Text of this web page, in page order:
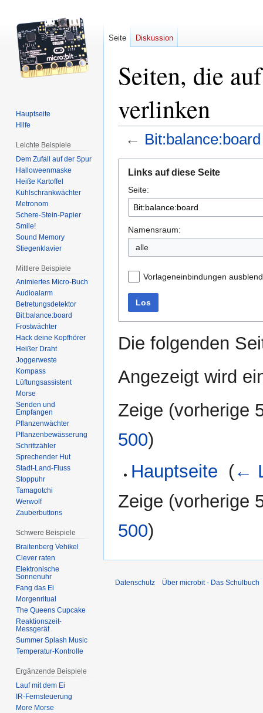
Seiten, die
verlinken
← Bit:balance:board
Navigation
springen
Suche
springen
Links auf diese Seite
Seite:
Namensraum:
alle
Vorlageneinbindungen
Los
Die folgenden
Angezeigt wird
Zeige (vorherige
500)
Hauptseite (←
Zeige (vorherige
500)
Seite Diskussion
Hauptseite
Hilfe
Leichte Beispiele
Dem Zufall auf der Spur
Halloweenmaske
Heiße Kartoffel
Kühlschrankwächter
Metronom
Schere-Stein-Papier
Smile!
Sound Memory
Stiegenklavier
Mittlere Beispiele
Animiertes Micro-Buch
Audioalarm
Betretungsdetektor
Bit:balance:board
Frostwächter
Hack deine Kopfhörer
Heißer Draht
Joggerweste
Kompass
Lüftungsassistent
Morse
Senden und
Empfangen
Pflanzenwächter
Pflanzenbewässerung
Schrittzähler
Sprechender Hut
Stadt-Land-Fluss
Stoppuhr
Tamagotchi
Werwolf
Zauberbuttons
Schwere Beispiele
Braitenberg Vehikel
Clever raten
Elektronische
Sonnenuhr
Fang das Ei
Morgenritual
The Queens Cupcake
Reaktionszeit-
Messgerät
Summer Splash Music
Temperatur-Kontrolle
Ergänzende Beispiele
Lauf mit dem Ei
IR-Fernsteuerung
More Morse
Datenschutz Über microbit - Das Schulbuch